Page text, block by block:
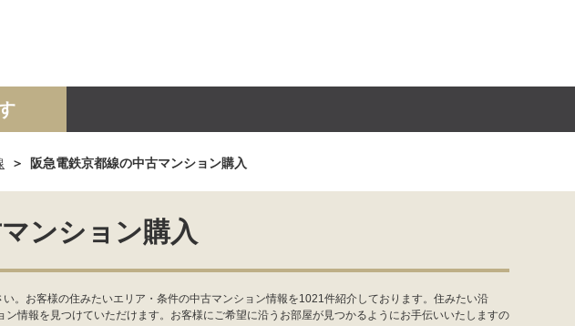
事業投資用
阪急電鉄京都線の中古マンション購入
ンション購入
。お客様の住みたいエリア・条件の中古マンション情報を1021件紹介しております。住みたい沿
情報を見つけていただけます。お客様にご希望に沿うお部屋が見つかるようにお手伝いいたしますの